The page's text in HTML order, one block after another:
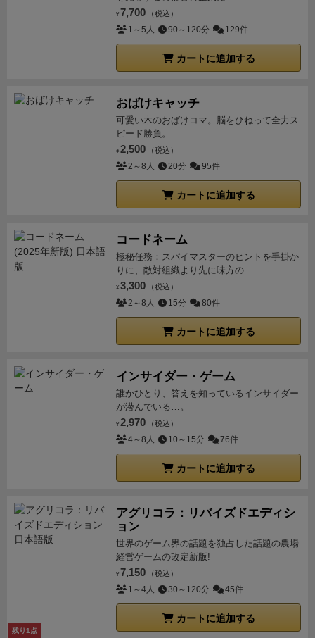
の外の宇宙を優雅に眺めているだけの者などがいるか
もしれないが、明日は我が身なので責めてはいけな
い。皆で協力して脅威に立ち向かって欲しい。【講義
４：コンピュータのメンテナンス】なお、この宇宙船
ちの任務を助けてくれる。しかし、たまに…ごくたま
スクリーンセーバーが働き一時的に機能が
止まってしまうことがあるんだ。
意向でどうしようもないんだが、その場合は君たちの
アクションは１ターンだけ後方にズレてしまうだろ
う。それによって宇宙船に甚大な被害を被って宇宙の
チリとなったクルーがいたとかいないとか…。
タを叩いてやればスクリーンセーバーは解除できる。
も、もちろん安全のためにスクリーンセーバーの機能
を切ることも考えたさ。だけどダメなんだ。スクリー
ンセーバーにはスポンサーの
の広告が入っているから、この機能を切ることはでき
なかったんだ。分かるだろ？
【講義5：船内の脅威】
残念なことにエイリアンの多くは高度な物質転送技術
安心して欲しい。宇宙船にはロボット戦隊が装備され
ているので、それを起動して連れていけばエイリアン
どもを駆逐することなど容易いことだろう。
ボット戦隊が銃口をこちらに向けたことはないかだ
【講義６：シミュレーション】まあミッションの概要
は以上だ。まだ迎撃機やアンドロイドの使い方など話
私も大して給料を貰っているわけではないのでね。
何？不安だと？だが安心してくれ！我々もこの講義だ
けで君たちをいきなり宇宙に放り出すことはしない。
高価な宇宙船をこれ以上むやみに壊されても困るし、
…ああ、もちろん君達の命もだ。そう、言うまでもな
そこで、徐々にオペレーションを学ぶことがで
きるように、いくつかのシミュレーションを用意して
¥ 7,700 （税込）
1～5人 90～120分 129件
カートに追加する
おばけキャッチ
可愛い木のおばけコマ。脳をひねって全力ス
ピード勝負。
¥ 2,500 （税込）
2～8人 20分 95件
カートに追加する
コードネーム
極秘任務：スパイマスターのヒントを手掛か
りに、敵対組織より先に味方の...
¥ 3,300 （税込）
2～8人 15分 80件
カートに追加する
インサイダー・ゲーム
誰かひとり、答えを知っているインサイダー
が潜んでいる…。
¥ 2,970 （税込）
4～8人 10～15分 76件
カートに追加する
残り1点
アグリコラ：リバイズドエディシ
ョン
世界のゲーム界の話題を独占した話題の農場
経営ゲームの改定新版!
¥ 7,150 （税込）
1～4人 30～120分 45件
カートに追加する